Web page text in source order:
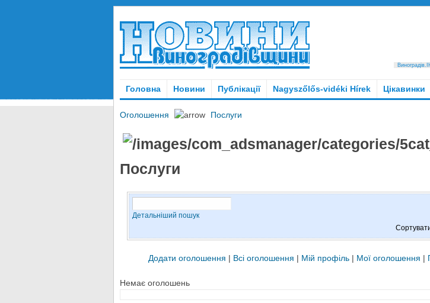
Головна Новини Публікації Nagyszőlős-vidéki Hírek Цікавинки
Оголошення Послуги
Послуги
Детальніший пошук
Додати оголошення | Всі оголошення | Мій профіль | Мої оголошення |
Немає оголошень